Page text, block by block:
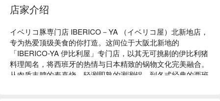
店家介绍
イベリコ豚専门店 IBERICO－YA （イベリコ屋）北新地店，
专为热爱顶级美食的你打造。这间位于大阪北新地的
「IBERICO-YA 伊比利屋」专门店，以其无可挑剔的伊比利猪
料理闻名，将西班牙的热情与日本精致的锅物文化完美融合。
从肉质丰腴的寿喜烧、轻涮即熟的涮涮锅，到各式经典的西班